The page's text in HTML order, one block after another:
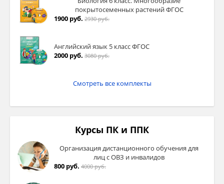
покрытосеменных растений ФГОС
1900 руб. 2930 руб.
Английский язык 5 класс ФГОС
2000 руб. 3080 руб.
Смотреть все комплекты
Курсы ПК и ППК
Организация дистанционного обучения для
лиц с ОВЗ и инвалидов
800 руб. 4000 руб.